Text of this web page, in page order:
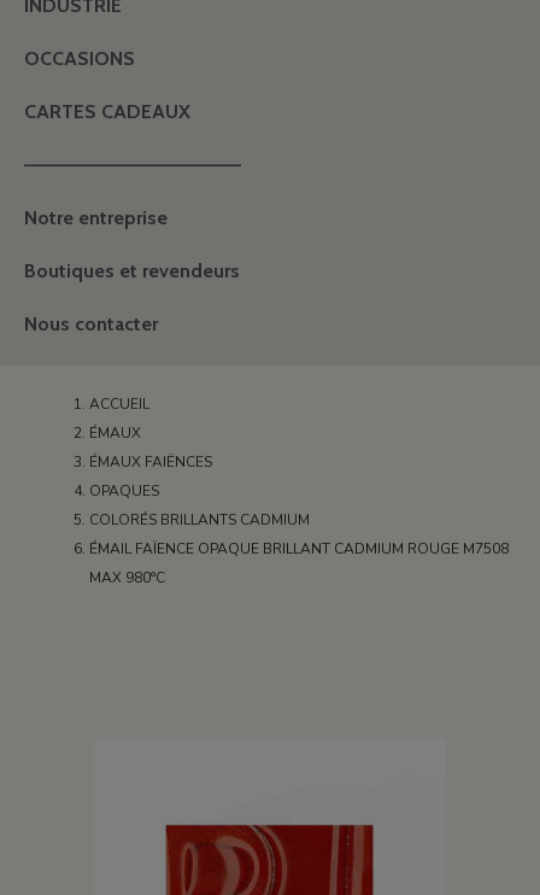
INDUSTRIE
OCCASIONS
CARTES CADEAUX
———————————————
Notre entreprise
Boutiques et revendeurs
Nous contacter
ACCUEIL
ÉMAUX
ÉMAUX FAIËNCES
OPAQUES
COLORÉS BRILLANTS CADMIUM
ÉMAIL FAÏENCE OPAQUE BRILLANT CADMIUM ROUGE M7508
MAX 980°C